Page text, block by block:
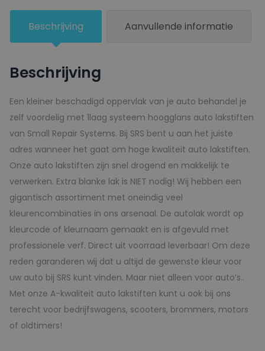
-
20ml
aantal
Beschrijving Aanvullende informatie
Beschrijving
Een kleiner beschadigd oppervlak van je auto behandel je
zelf voordelig met 1laag systeem hoogglans auto lakstiften
van Small Repair Systems. Bij SRS bent u aan het juiste
adres wanneer het gaat om hoge kwaliteit auto lakstiften.
Onze auto lakstiften zijn snel drogend en makkelijk te
verwerken. Extra blanke lak is NIET nodig! Wij hebben een
gigantisch assortiment met oneindig veel
kleurencombinaties in ons arsenaal. De autolak wordt op
kleurcode of kleurnaam gemaakt en is afgevuld met
professionele verf. Direct uit voorraad leverbaar! Om deze
reden garanderen wij dat u altijd de gewenste kleur voor
uw auto bij SRS kunt vinden. Maar niet alleen voor auto’s..
Met onze A-kwaliteit auto lakstiften kunt u ook bij ons
terecht voor bedrijfswagens, scooters, brommers, motors
of oldtimers!